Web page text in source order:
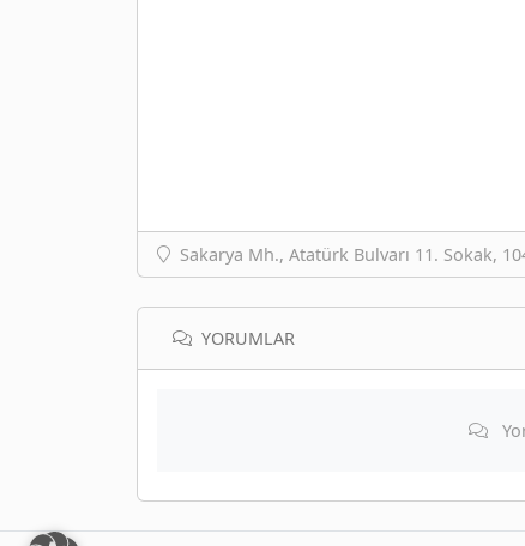
Sakarya Mh., Atatürk Bulvarı 11. Sokak,
YORUMLAR